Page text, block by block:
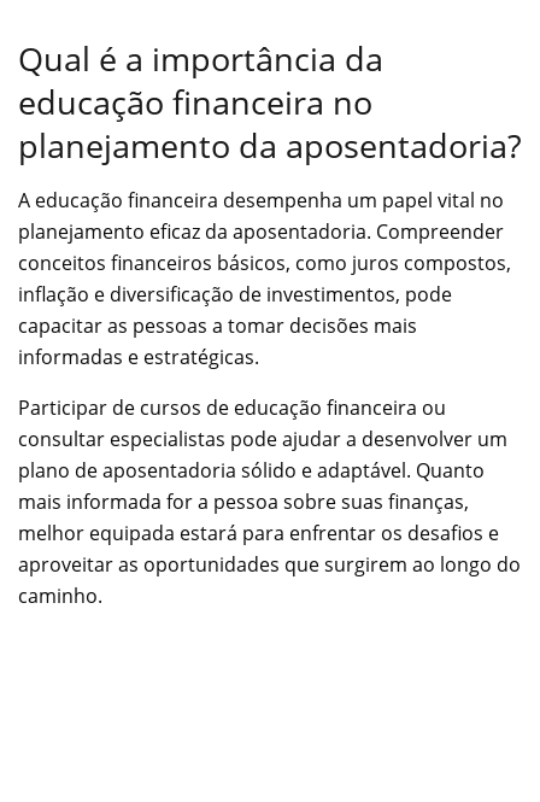
Qual é a importância da
educação financeira no
planejamento da aposentadoria?
A educação financeira desempenha um papel vital no
planejamento eficaz da aposentadoria. Compreender
conceitos financeiros básicos, como juros compostos,
inflação e diversificação de investimentos, pode
capacitar as pessoas a tomar decisões mais
informadas e estratégicas.
Participar de cursos de educação financeira ou
consultar especialistas pode ajudar a desenvolver um
plano de aposentadoria sólido e adaptável. Quanto
mais informada for a pessoa sobre suas finanças,
melhor equipada estará para enfrentar os desafios e
aproveitar as oportunidades que surgirem ao longo do
caminho.